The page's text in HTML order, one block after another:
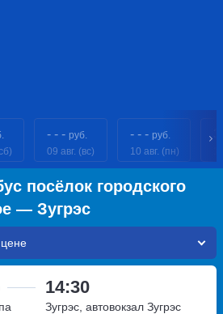
- - - руб.
09 авг. (вс)
- - - руб.
10 авг. (пн)
посёлок городского
— Зугрэс
14:30
Зугрэс, автовокзал Зугрэс